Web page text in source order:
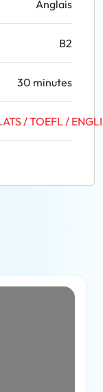
Anglais
B2
30 minutes
/ TOEFL /